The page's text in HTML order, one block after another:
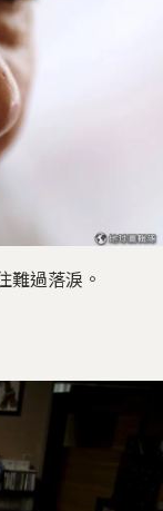
難過落淚。